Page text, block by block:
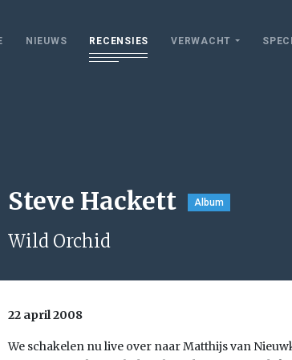
NIEUWS RECENSIES VERWACHT
Steve Hackett Album
Wild Orchid
22 april 2008
We schakelen nu live over naar Matthijs van